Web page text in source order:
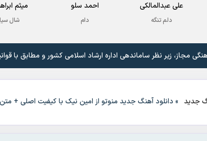
علی عبدالمالکی
دلم تنگه
احمد سلو
دام
میثم
شال
مجاز، زیر نظر ساماندهی اداره ارشاد اسلامی کشور و مطابق با
جدید » دانلود آهنگ جدید منوتو از امین نیک با کیفیت اصلی + متن